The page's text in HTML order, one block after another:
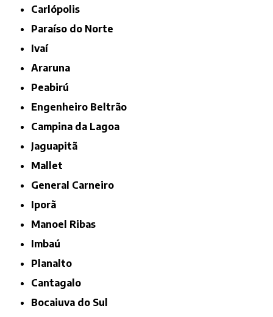
Carlópolis
Paraíso do Norte
Ivaí
Araruna
Peabirú
Engenheiro Beltrão
Campina da Lagoa
Jaguapitã
Mallet
General Carneiro
Iporã
Manoel Ribas
Imbaú
Planalto
Cantagalo
Bocaiuva do Sul